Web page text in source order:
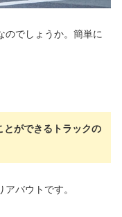
のでしょうか。簡単に
ができるトラックの
バウトです。